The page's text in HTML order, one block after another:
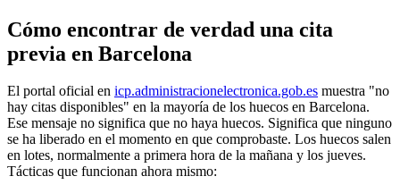
Cómo encontrar de verdad una cita
previa en Barcelona
El portal oficial en icp.administracionelectronica.gob.es muestra "no
hay citas disponibles" en la mayoría de los huecos en Barcelona.
Ese mensaje no significa que no haya huecos. Significa que ninguno
se ha liberado en el momento en que comprobaste. Los huecos salen
en lotes, normalmente a primera hora de la mañana y los jueves.
Tácticas que funcionan ahora mismo: